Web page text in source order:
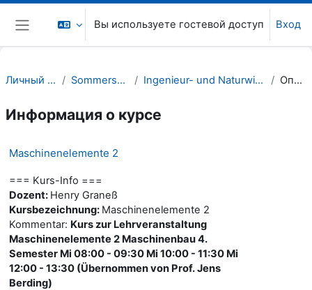
Перейти к основному содержанию
Боковая панель
Вы используете гостевой доступ Вход
Личный кабинет Sommersemester 22 Ingenieur- und Naturwissenschaften (INW) Описание
Информация о курсе
Maschinenelemente 2
=== Kurs-Info ===
Dozent: Henry Graneß
Kursbezeichnung: Maschinenelemente 2
Kommentar: Kurs zur Lehrveranstaltung
Maschinenelemente 2 Maschinenbau 4.
Semester Mi 08:00 - 09:30 Mi 10:00 - 11:30 Mi
12:00 - 13:30 (Übernommen von Prof. Jens
Berding)